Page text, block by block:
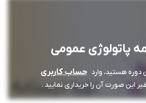
پاتولوژی عمومی
دوره هستید، وارد حساب کاربری
این صورت آن را خریداری نمایید .